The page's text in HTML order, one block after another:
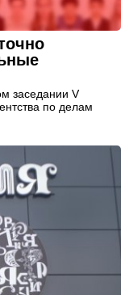
заседании V
по делам